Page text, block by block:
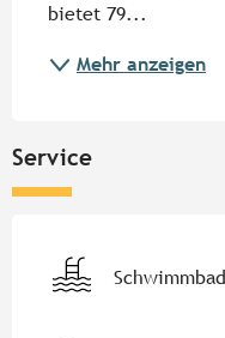
bietet 79...
Mehr anzeigen
Service
Schwimmbad